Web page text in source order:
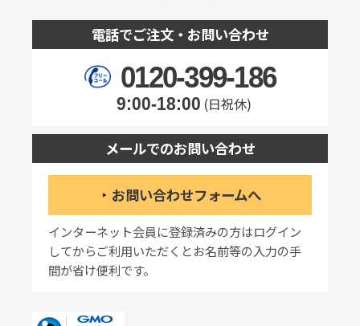
電話でご注文・お問い合わせ
0120-399-186
9:00-18:00 (日祝休)
メールでのお問い合わせ
お問い合わせフォームへ
インターネット会員に登録済みの方はログイン
してからご利用いただくとお名前等の入力の手
間が省け便利です。